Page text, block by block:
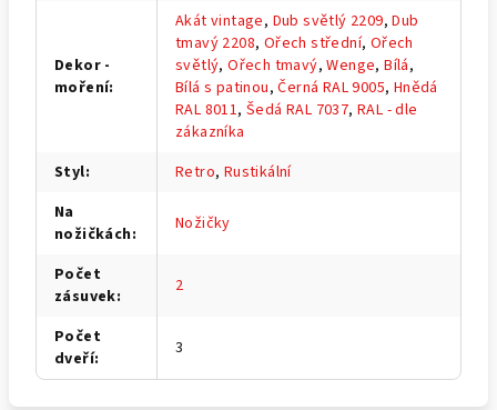
Dekor -
moření:
Akát vintage, Dub světlý 2209,Dub
tmavý 2208, Ořech střední, Ořech
světlý,Ořech tmavý,Wenge,Bílá,
Bílá s patinou,Černá RAL 9005, Hnědá
RAL 8011,Šedá RAL 7037,RAL - dle
zákazníka
Styl: Retro, Rustikální
Na
nožičkách: Nožičky
Počet
zásuvek: 2
Počet
dveří: 3